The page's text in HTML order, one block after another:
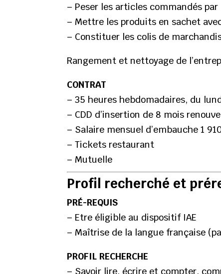
– Peser les articles commandés
– Mettre les produits en sachet
– Constituer les colis de
Rangement et nettoyage de
CONTRAT
– 35 heures hebdomadaires, du
– CDD d’insertion de 8 mois
– Salaire mensuel d’embauche 1
– Tickets restaurant
– Mutuelle
Profil recherché et
PRÉ-REQUIS
– Etre éligible au dispositif IAE
– Maîtrise de la langue française
PROFIL RECHERCHE
– Savoir lire, écrire et compter,